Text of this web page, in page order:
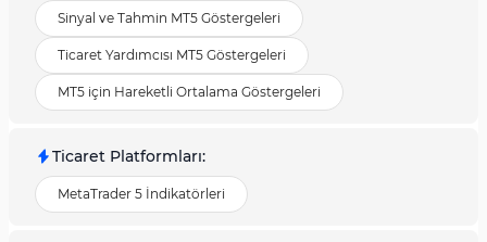
Sinyal ve Tahmin MT5 Göstergeleri
Ticaret Yardımcısı MT5 Göstergeleri
MT5 için Hareketli Ortalama Göstergeleri
Ticaret Platformları:
MetaTrader 5 İndikatörleri